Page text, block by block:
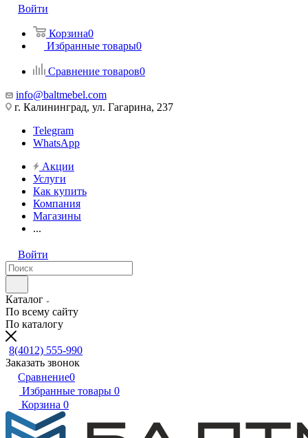
Войти
Корзина0
Избранные товары0
Сравнение товаров0
info@baltmebel.com
г. Калининград, ул. Гагарина, 237
Telegram
WhatsApp
Акции
Услуги
Как купить
Компания
Магазины
...
Войти
Каталог
По всему сайту
По каталогу
8(4012) 555-990
Заказать звонок
Сравнение0
Избранные товары 0
Корзина 0